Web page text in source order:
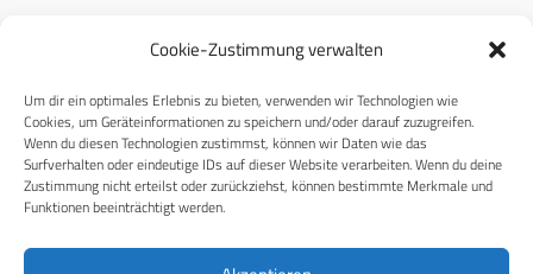
Cookie-Zustimmung verwalten
Um dir ein optimales Erlebnis zu bieten, verwenden wir Technologien wie
Cookies, um Geräteinformationen zu speichern und/oder darauf zuzugreifen.
Wenn du diesen Technologien zustimmst, können wir Daten wie das
Surfverhalten oder eindeutige IDs auf dieser Website verarbeiten. Wenn du deine
Zustimmung nicht erteilst oder zurückziehst, können bestimmte Merkmale und
Funktionen beeinträchtigt werden.
RECHTLICHES
Datenschutzerklärung
Cookie-Richtlinie (EU)